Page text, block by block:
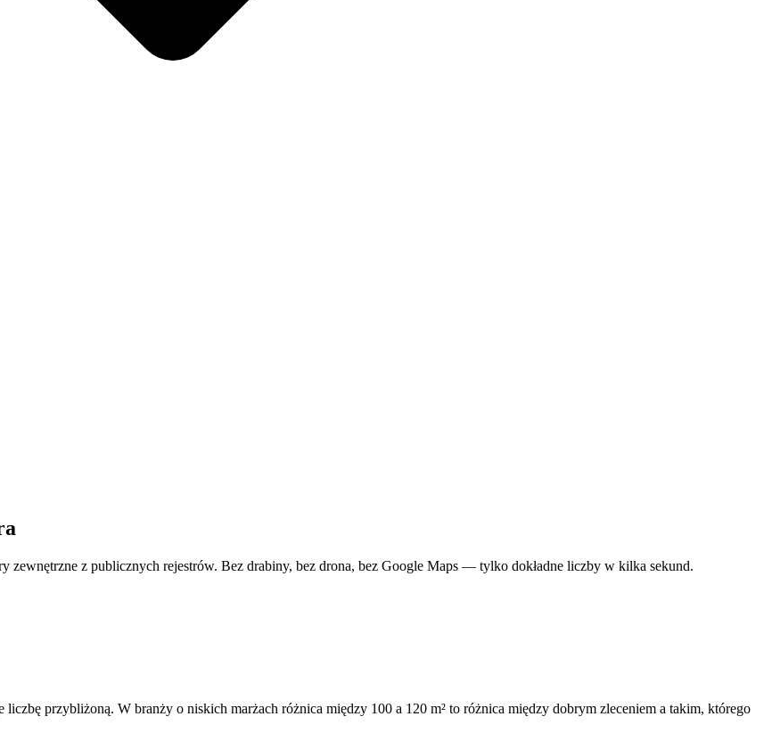
zewnętrzne z publicznych rejestrów. Bez drabiny, bez drona, bez Google Maps — tylko dokładne liczby w kilka sekund.
przybliżoną. W branży o niskich marżach różnica między 100 a 120 m² to różnica między dobrym zleceniem a takim, którego